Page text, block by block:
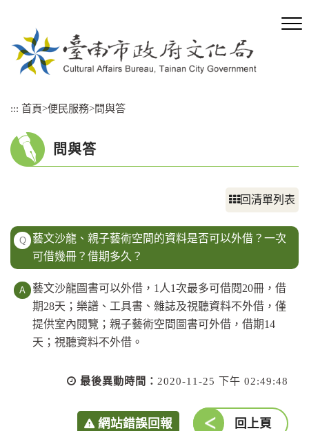
::: 首頁>便民服務>問與答
問與答
回清單列表
Q
藝文沙龍、親子藝術空間的資料是否可以外借？一次
可借幾冊？借期多久？
藝文沙龍圖書可以外借，1人1次最多可借閱20冊，借
期28天；樂譜、工具書、雜誌及視聽資料不外借，僅
提供室內閱覽；親子藝術空間圖書可外借，借期14
天；視聽資料不外借。
最後異動時間： 2020-11-25 下午 02:49:48
網站錯誤回報 回上頁